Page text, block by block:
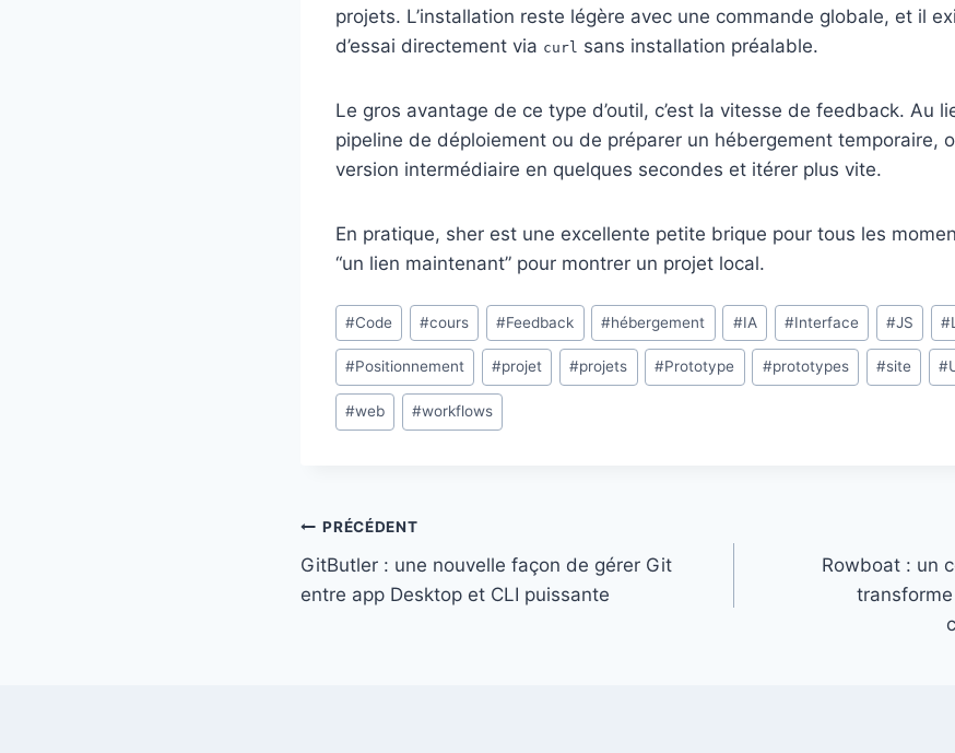
projets. L’installation reste légère avec une commande globale, et il
d’essai directement via curl sans installation préalable.
Le gros avantage de ce type d’outil, c’est la vitesse de feedback. Au
pipeline de déploiement ou de préparer un hébergement temporaire,
version intermédiaire en quelques secondes et itérer plus vite.
En pratique, sher est une excellente petite brique pour tous les
“un lien maintenant” pour montrer un projet local.
Étiquettes
de
la
publication :
#Code #cours #Feedback #hébergement #IA #Interface #JS #
#Positionnement #projet #projets #Prototype #prototypes #site #
#web #workflows
Navigation
de
PRÉCÉDENT
GitButler : une nouvelle façon de gérer Git
entre app Desktop et CLI puissante
Rowboat : un